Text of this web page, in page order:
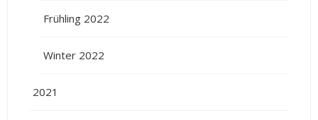
Frühling 2022
Winter 2022
2021